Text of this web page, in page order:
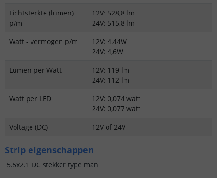
Lichtsterkte (lumen)
p/m
12V: 528,8 lm
24V: 515,8 lm
Watt - vermogen p/m
12V: 4,44W
24V: 4,6W
Lumen per Watt
12V: 119 lm
24V: 112 lm
Watt per LED
12V: 0,074 watt
24V: 0,077 watt
Voltage (DC)
12V of 24V
Strip eigenschappen
5.5x2.1 DC stekker type man